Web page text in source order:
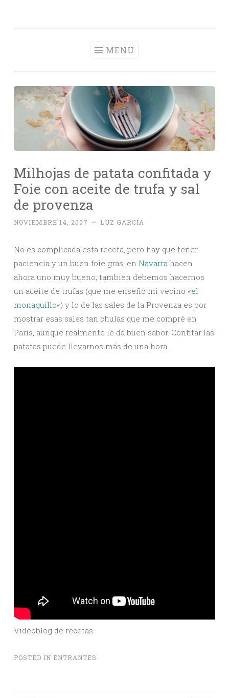
MENU
Milhojas de patata confitada y
Foie con aceite de trufa y sal
de provenza
NOVIEMBRE 14, 2007 ~ LUZ GARCÍA
No es complicada esta receta, pero hay que tener
paciencia y un buen foie gras, en Navarra hacen
ahora uno muy bueno; también debemos hacernos
un aceite de trufas (que me enseñó mi vecino «el
monaguillo«) y lo de las sales de la Provenza es por
mostrar esas sales tan chulas que me compré en
París, aunque realmente le da buen sabor. Confitar las
patatas puede llevarnos más de una hora.
Videoblog de recetas
POSTED IN ENTRANTES